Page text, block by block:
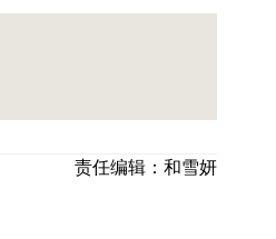
责任编辑： 和雪妍